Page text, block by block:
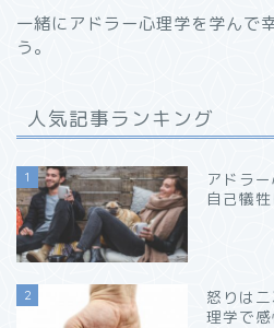
一緒にアドラー心理学を学んで
う。
人気記事ランキング
1
アドラ
自己犠
2 怒りは
理学で